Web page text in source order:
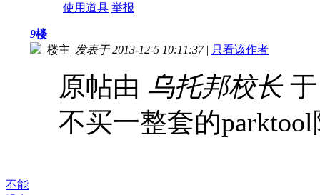
使用道具 举报
不能
9楼
楼主| 发表于 2013-12-5 10:11:37 | 只看该作者
原帖由 乌托邦校长于
不买一整套的